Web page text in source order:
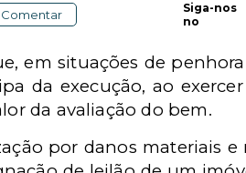
Comentar
Siga-nos
no
em situações de
da execução, ao
da avaliação do bem.
por danos materiais